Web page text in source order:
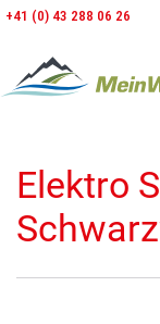
+41 (0) 43 288 06 26
Elektro